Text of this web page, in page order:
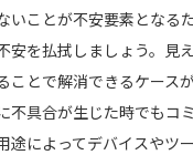
いことが不安要素となる
安を払拭しましょう。見
ことで解消できるケース
不具合が生じた時でもコ
途によってデバイスやツ